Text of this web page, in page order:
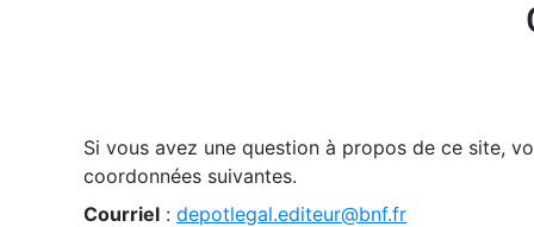
Si vous avez une question à propos de ce site,
coordonnées suivantes.
Courriel : depotlegal.editeur@bnf.fr